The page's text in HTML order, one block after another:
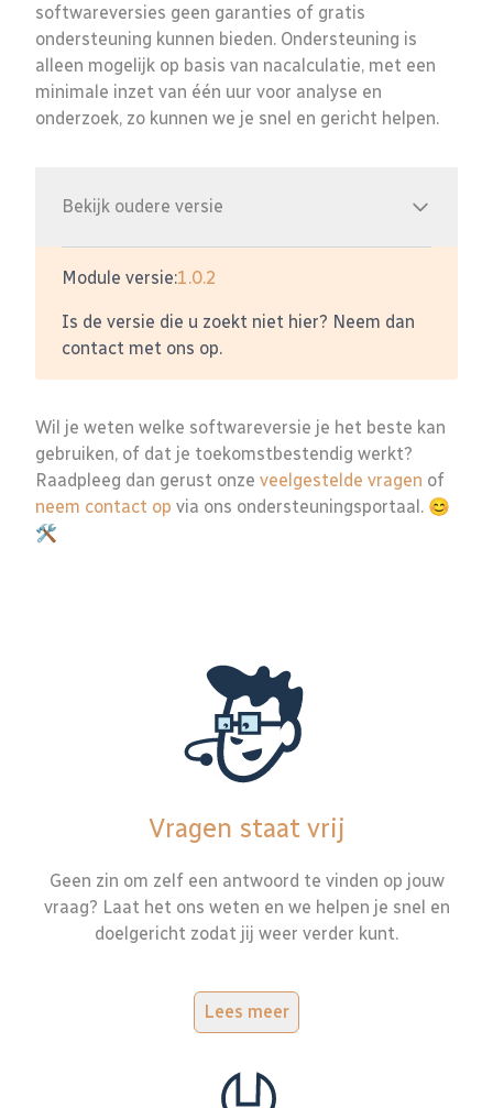
softwareversies geen garanties of gratis
ondersteuning kunnen bieden. Ondersteuning is
alleen mogelijk op basis van nacalculatie, met een
minimale inzet van één uur voor analyse en
onderzoek, zo kunnen we je snel en gericht helpen.
Bekijk oudere versie
Module versie:1.0.2
Is de versie die u zoekt niet hier? Neem dan
contact met ons op.
Wil je weten welke softwareversie je het beste kan
gebruiken, of dat je toekomstbestendig werkt?
Raadpleeg dan gerust onze veelgestelde vragen of
neem contact op via ons ondersteuningsportaal. 😊
🛠️
Vragen staat vrij
Geen zin om zelf een antwoord te vinden op jouw
vraag? Laat het ons weten en we helpen je snel en
doelgericht zodat jij weer verder kunt.
Lees meer